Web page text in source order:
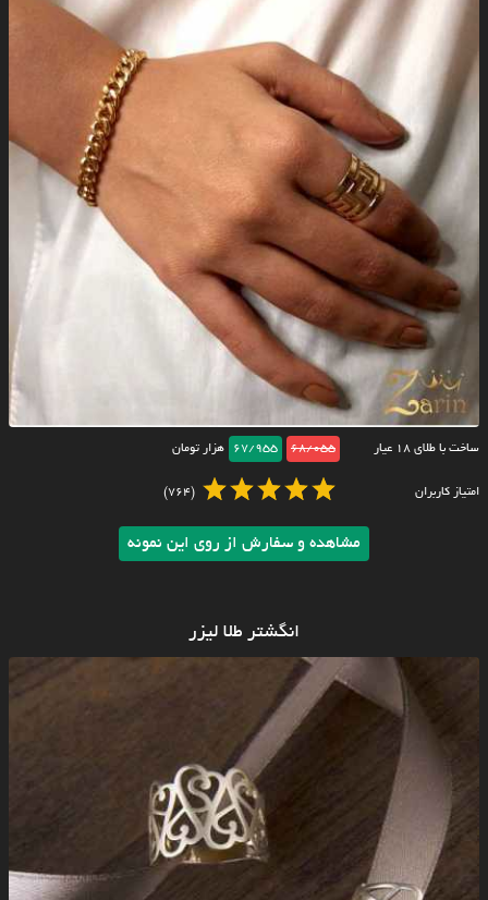
ساخت با طلای ۱۸ عیار 68/055
67/955 هزار تومان
امتیاز کاربران (764)
مشاهده و سفارش از روی این نمونه
انگشتر طلا لیزر